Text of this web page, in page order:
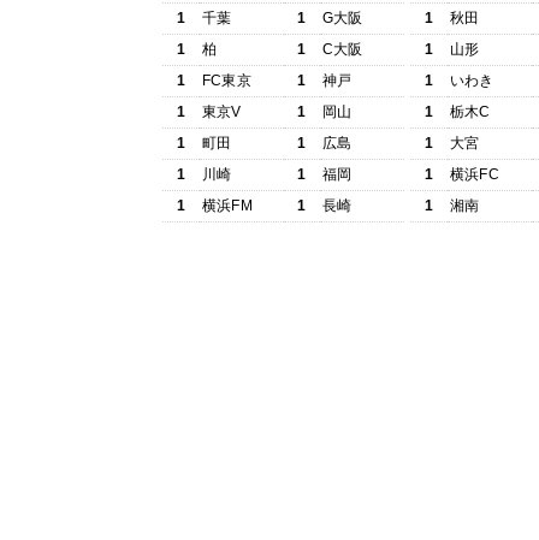
1
千葉 1
G大阪
1
柏 1
C大阪
1
FC東京 1
神戸
1
東京V 1
岡山
1
町田 1
広島
1
川崎 1
福岡
1
横浜FM 1 長崎
1
秋田
1
山形
1
いわき
1
栃木C
1
大宮
1
横浜FC
1
湘南